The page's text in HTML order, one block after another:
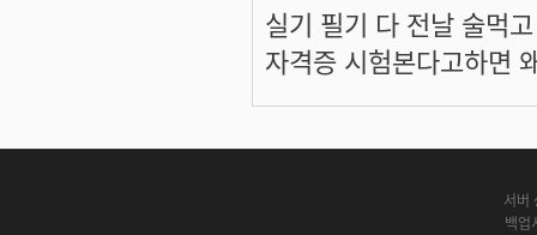
실기 필기 다 전날 술먹
자격증 시험본다고하면
서버
백업